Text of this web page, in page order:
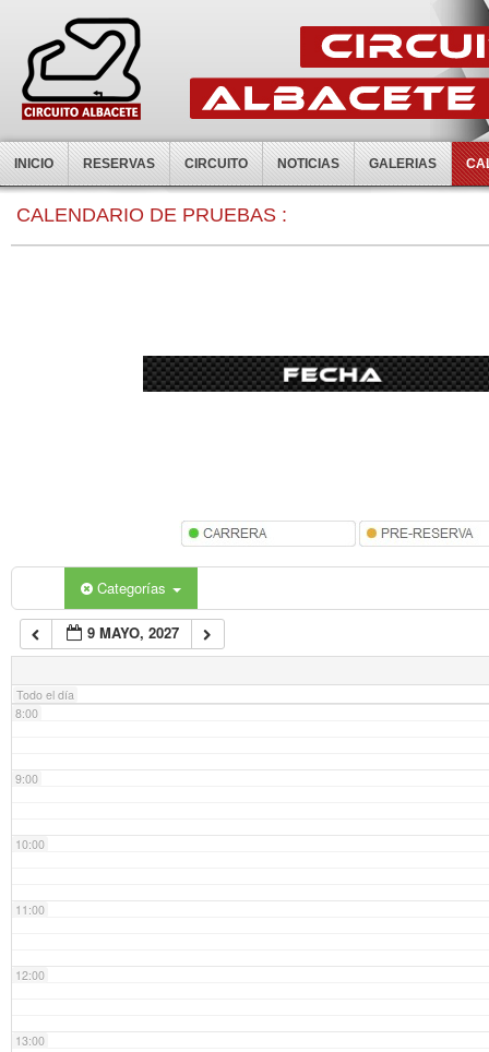
INICIO RESERVAS CIRCUITO NOTICIAS GALERIAS
CALENDARIO DE PRUEBAS :
Categorías
9 MAYO, 2027
Todo el día
0:00
7:00
8:00
9:00
10:00
11:00
12:00
13:00